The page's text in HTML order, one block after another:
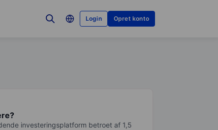
Login Opret konto
investeringsplatform betroet af 1,5